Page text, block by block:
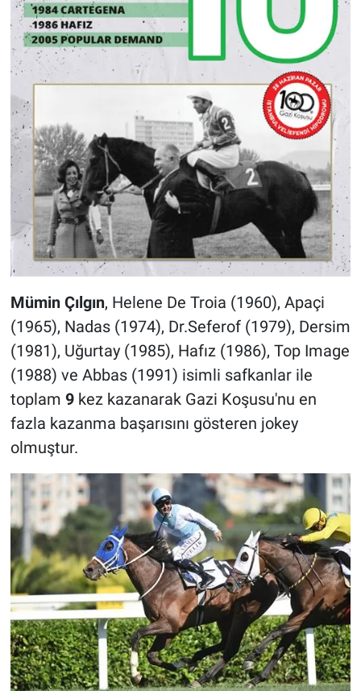
Mümin Çılgın, Helene De Troia (1960), Apaçi
(1965), Nadas (1974), Dr.Seferof (1979), Dersim
(1981), Uğurtay (1985), Hafız (1986), Top Image
(1988) ve Abbas (1991) isimli safkanlar ile
toplam 9kez kazanarak Gazi Koşusu'nu en
fazla kazanma başarısını gösteren jokey
olmuştur.